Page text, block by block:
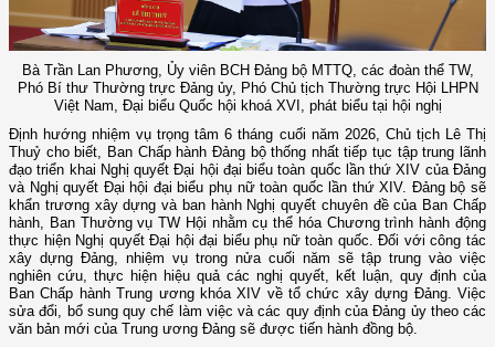
Bà Trần Lan Phương, Ủy viên BCH Đảng bộ MTTQ, các đoàn thể TW,
Phó Bí thư Thường trực Đảng ủy, Phó Chủ tịch Thường trực Hội LHPN
Việt Nam, Đại biểu Quốc hội khoá XVI, phát biểu tại hội nghị
Định hướng nhiệm vụ trọng tâm 6 tháng cuối năm 2026, Chủ tịch Lê Thị
Thuỷ cho biết, Ban Chấp hành Đảng bộ thống nhất tiếp tục tập trung lãnh
đạo triển khai Nghị quyết Đại hội đại biểu toàn quốc lần thứ XIV của Đảng
và Nghị quyết Đại hội đại biểu phụ nữ toàn quốc lần thứ XIV. Đảng bộ sẽ
khẩn trương xây dựng và ban hành Nghị quyết chuyên đề của Ban Chấp
hành, Ban Thường vụ TW Hội nhằm cụ thể hóa Chương trình hành động
thực hiện Nghị quyết Đại hội đại biểu phụ nữ toàn quốc. Đối với công tác
xây dựng Đảng, nhiệm vụ trong nửa cuối năm sẽ tập trung vào việc
nghiên cứu, thực hiện hiệu quả các nghị quyết, kết luận, quy định của
Ban Chấp hành Trung ương khóa XIV về tổ chức xây dựng Đảng. Việc
sửa đổi, bổ sung quy chế làm việc và các quy định của Đảng ủy theo các
văn bản mới của Trung ương Đảng sẽ được tiến hành đồng bộ.